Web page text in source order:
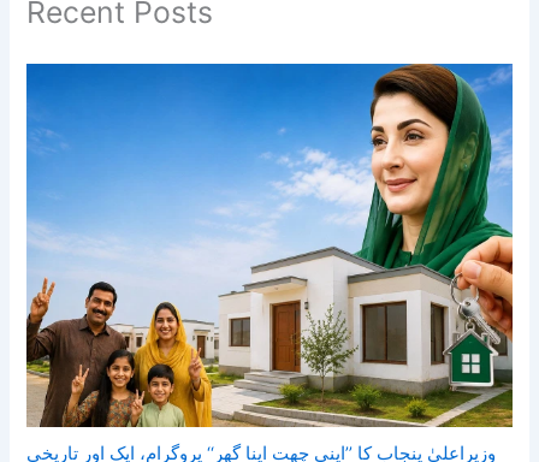
Recent Posts
وزیراعلیٰ پنجاب کا ’’اپنی چھت اپنا گھر‘‘ پروگرام، ایک اور تاریخی